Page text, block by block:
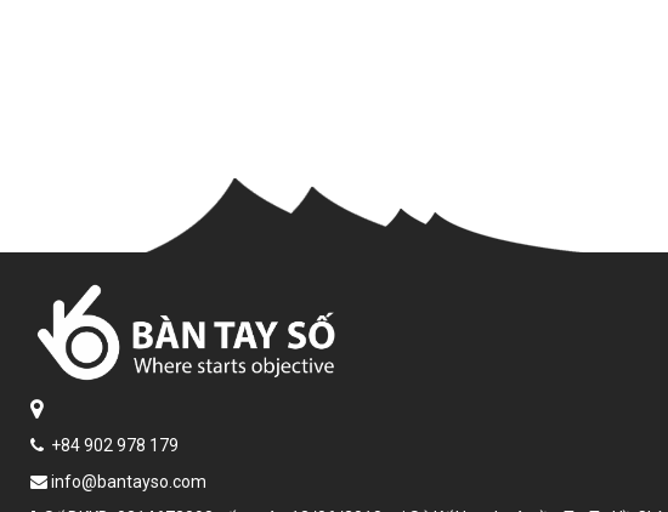
+84 902 978 179
info@bantayso.com